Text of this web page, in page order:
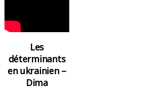
Les
déterminants
en ukrainien –
Dima